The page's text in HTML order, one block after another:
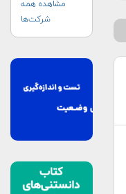
مشاهده همه
شرکت‌ها